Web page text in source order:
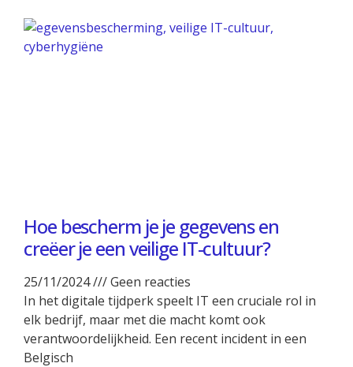
Hoe bescherm je je gegevens en
creëer je een veilige IT-cultuur?
25/11/2024
Geen reacties
In het digitale tijdperk speelt IT een cruciale rol in
elk bedrijf, maar met die macht komt ook
verantwoordelijkheid. Een recent incident in een
Belgisch